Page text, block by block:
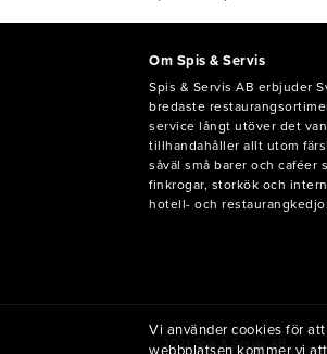
Om Spis & Servis
Spis & Servis AB erbjuder
bredaste
service långt utöver det
tillhandahåller allt utom
såväl små barer och caféer
finkrogar, storkök och
hotell- och
© 2021 Spis & Servis AB
Vi använder cookies för